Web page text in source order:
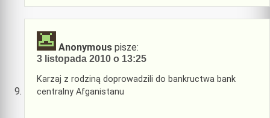
Anonymous pisze:
3 listopada 2010 o 13:25
Karzaj z rodziną doprowadzili do bankructwa bank
centralny Afganistanu